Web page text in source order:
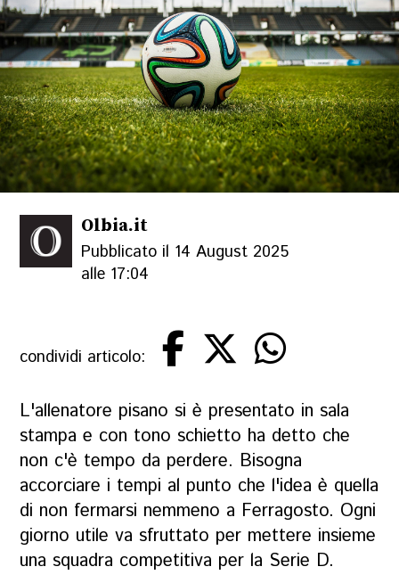
Olbia.it
Pubblicato il 14 August 2025
alle 17:04
condividi articolo:
L'allenatore pisano si è presentato in sala
stampa e con tono schietto ha detto che
non c'è tempo da perdere. Bisogna
accorciare i tempi al punto che l'idea è quella
di non fermarsi nemmeno a Ferragosto. Ogni
giorno utile va sfruttato per mettere insieme
una squadra competitiva per la Serie D.